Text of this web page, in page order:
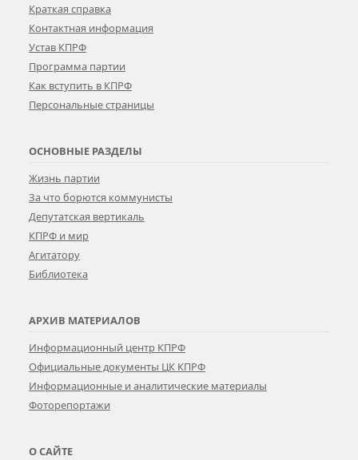
Краткая справка
Контактная информация
Устав КПРФ
Программа партии
Как вступить в КПРФ
Персональные страницы
ОСНОВНЫЕ РАЗДЕЛЫ
Жизнь партии
За что борются коммунисты
Депутатская вертикаль
КПРФ и мир
Агитатору
Библиотека
АРХИВ МАТЕРИАЛОВ
Информационный центр КПРФ
Официальные документы ЦК КПРФ
Информационные и аналитические материалы
Фоторепортажи
О САЙТЕ